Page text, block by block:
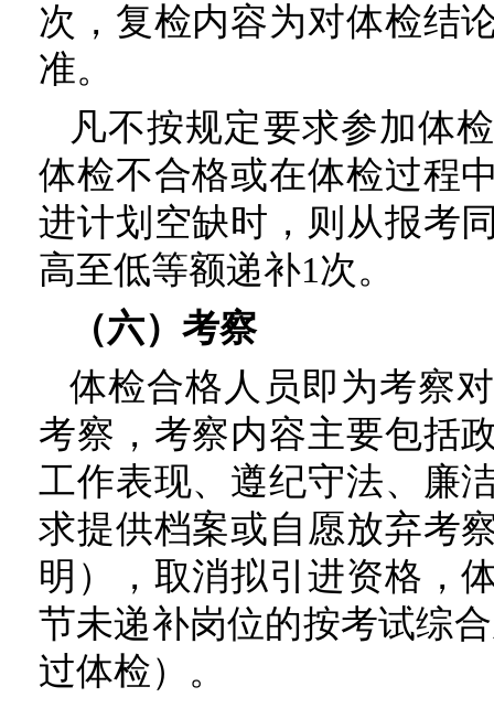
次，复检内容为对体检结
准。
凡不按规定要求参加体
体检不合格或在体检过程
进计划空缺时，则从报考
高至低等额递补1次。
（六）考察
体检合格人员即为考察
考察，考察内容主要包括
工作表现、遵纪守法、廉
求提供档案或自愿放弃考
明），取消拟引进资格，
节未递补岗位的按考试综
过体检）。